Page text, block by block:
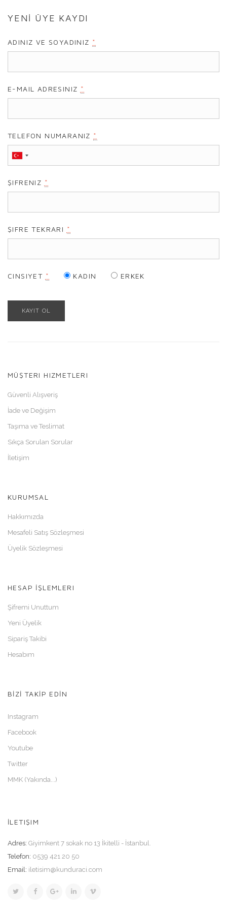
YENİ ÜYE KAYDI
ADINIZ VE SOYADINIZ *
E-MAIL ADRESINIZ *
TELEFON NUMARANIZ *
ŞIFRENIZ *
ŞIFRE TEKRARI *
CINSIYET * KADIN ERKEK
MÜŞTERI HIZMETLERI
Güvenli Alışveriş
İade ve Değişim
Taşıma ve Teslimat
Sıkça Sorulan Sorular
İletişim
KURUMSAL
Hakkımızda
Mesafeli Satış Sözleşmesi
Üyelik Sözleşmesi
HESAP İŞLEMLERI
Şifremi Unuttum
Yeni Üyelik
Sipariş Takibi
Hesabım
BİZİ TAKİP EDİN
Instagram
Facebook
Youtube
Twitter
MMK (Yakında...)
İLETIŞIM
Adres: Giyimkent 7 sokak no 13 İkitelli - İstanbul.
Telefon: 0539 421 20 50
Email: iletisim@kunduraci.com